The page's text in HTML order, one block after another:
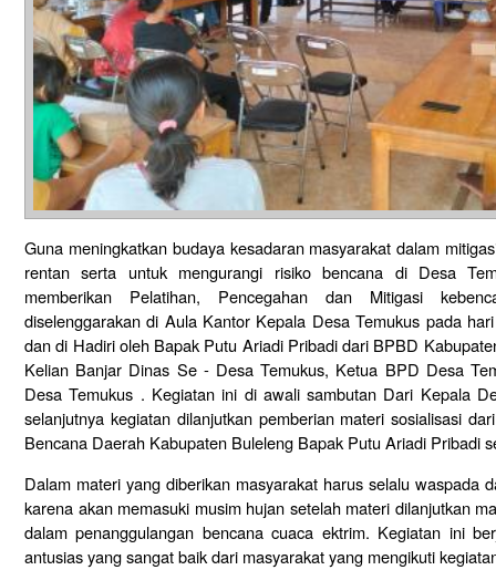
Guna meningkatkan budaya kesadaran masyarakat dalam
rentan serta untuk mengurangi risiko bencana di Desa
memberikan Pelatihan, Pencegahan dan Mitigasi
diselenggarakan di Aula Kantor Kepala Desa Temukus pada
dan di Hadiri oleh Bapak Putu Ariadi Pribadi dari BPBD
Kelian Banjar Dinas Se - Desa Temukus, Ketua BPD Desa
Desa Temukus . Kegiatan ini di awali sambutan Dari Kepala
selanjutnya kegiatan dilanjutkan pemberian materi sosialisasi
Bencana Daerah Kabupaten Buleleng Bapak Putu Ariadi Pribadi
Dalam materi yang diberikan masyarakat harus selalu waspada
karena akan memasuki musim hujan setelah materi dilanjutkan
dalam penanggulangan bencana cuaca ektrim. Kegiatan ini
antusias yang sangat baik dari masyarakat yang mengikuti